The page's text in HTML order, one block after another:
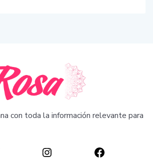
con toda la información relevante para